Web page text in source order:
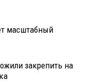
масштабный
закрепить на